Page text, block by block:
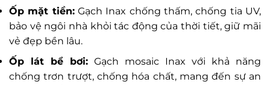
Ốp mặt tiền:Gạch Inax chống thấm, chống tia UV,
bảo vệ ngôi nhà khỏi tác động của thời tiết, giữ mãi
vẻ đẹp bền lâu.
Ốp lát bể bơi: Gạch mosaic Inax với khả năng
chống trơn trượt, chống hóa chất, mang đến sự an